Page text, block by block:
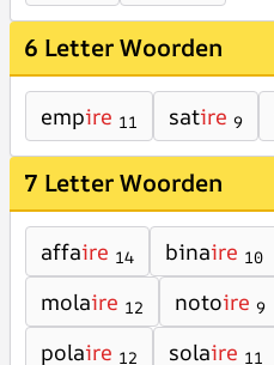
6 Letter Woorden
empire 11 satire 9
7 Letter Woorden
affaire 14 binaire 10
molaire 12 notoire 9
polaire 12 solaire 11